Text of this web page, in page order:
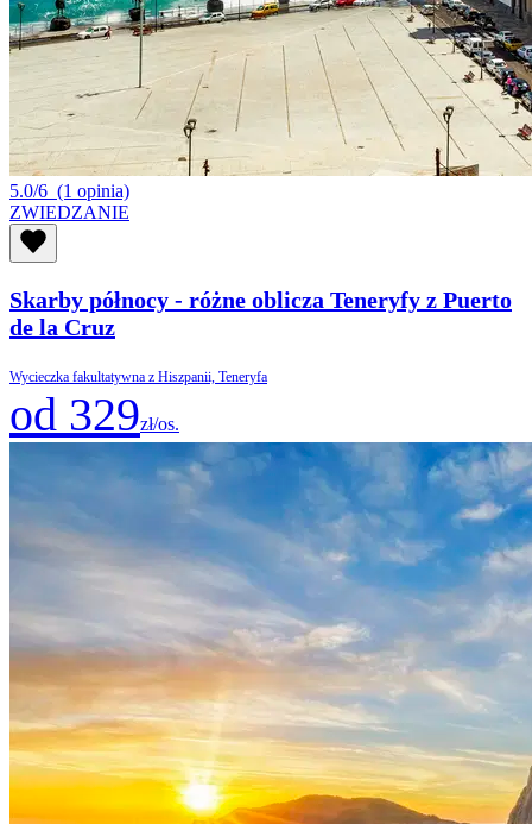
5.0/6 (1 opinia)
ZWIEDZANIE
Skarby północy - różne oblicza Teneryfy z Puerto
de la Cruz
Wycieczka fakultatywna z Hiszpanii, Teneryfa
od 329zł/os.